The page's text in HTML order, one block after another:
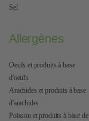
Sel
Allergènes
Oeufs et produits à base
d'oeufs
Arachides et produits à base
d'arachides
Poisson et produits à base de